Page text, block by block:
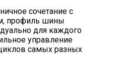
сочетание с
профиль шины
для каждого
управление
самых разных